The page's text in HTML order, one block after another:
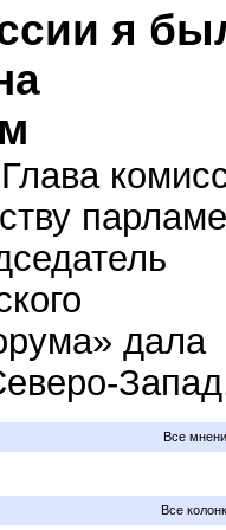
я
Глава
дала
Все
Все